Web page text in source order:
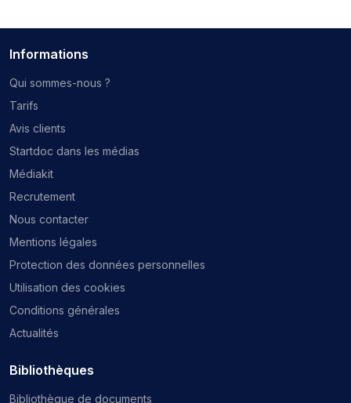
Informations
Qui sommes-nous ?
Tarifs
Avis clients
Startdoc dans les médias
Médiakit
Recrutement
Nous contacter
Mentions légales
Protection des données personnelles
Utilisation des cookies
Conditions générales
Actualités
Bibliothèques
Bibliothèque de documents